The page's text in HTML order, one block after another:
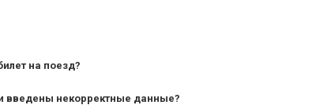
на поезд?
введены некорректные данные?